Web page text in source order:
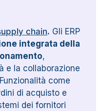
chain. Gli ERP
integrata della
,
e la collaborazione
come
di acquisto e
dei fornitori